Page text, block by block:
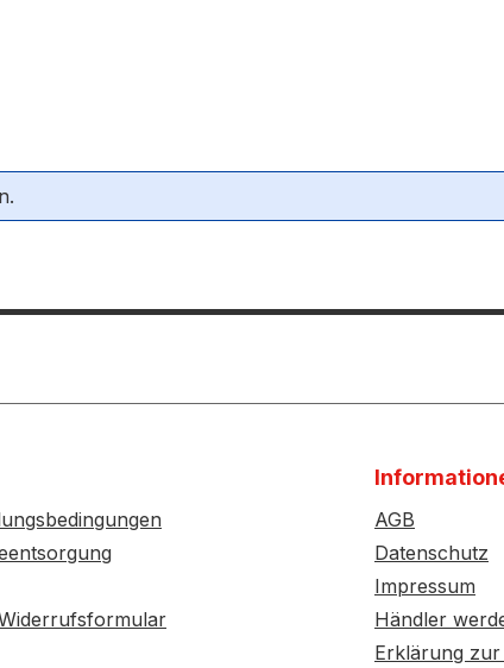
AGB
Datenschutz
Impressum
Händler
Erklärung